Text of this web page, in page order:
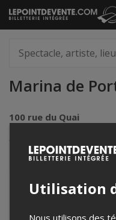
Passer
au
artiste,
lieu...
Marina de
100 rue du Quai
+Utilisation
Nous utilisons des